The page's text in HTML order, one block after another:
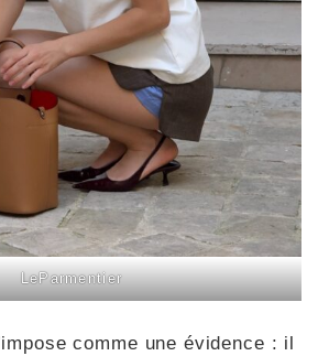
LeParmentier
comme une évidence : il